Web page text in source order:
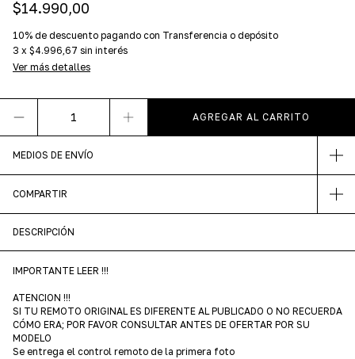
$14.990,00
10% de descuento pagando con Transferencia o depósito
3 x $4.996,67 sin interés
Ver más detalles
MEDIOS DE ENVÍO
COMPARTIR
DESCRIPCIÓN
IMPORTANTE LEER !!!
ATENCION !!!
SI TU REMOTO ORIGINAL ES DIFERENTE AL PUBLICADO O NO RECUERDA
CÓMO ERA; POR FAVOR CONSULTAR ANTES DE OFERTAR POR SU
MODELO
Se entrega el control remoto de la primera foto